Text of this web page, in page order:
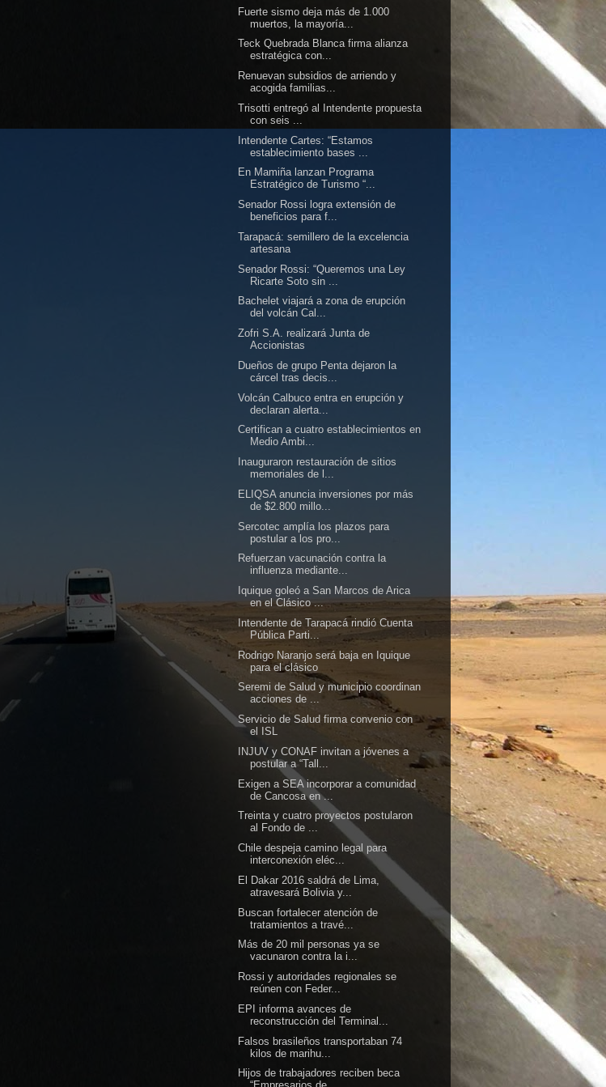
Fuerte sismo deja más de 1.000
muertos, la mayoría...
Teck Quebrada Blanca firma alianza
estratégica con...
Renuevan subsidios de arriendo y
acogida familias...
Trisotti entregó al Intendente propuesta
con seis ...
Intendente Cartes: “Estamos
establecimiento bases ...
En Mamiña lanzan Programa
Estratégico de Turismo “...
Senador Rossi logra extensión de
beneficios para f...
Tarapacá: semillero de la excelencia
artesana
Senador Rossi: “Queremos una Ley
Ricarte Soto sin ...
Bachelet viajará a zona de erupción
del volcán Cal...
Zofri S.A. realizará Junta de
Accionistas
Dueños de grupo Penta dejaron la
cárcel tras decis...
Volcán Calbuco entra en erupción y
declaran alerta...
Certifican a cuatro establecimientos en
Medio Ambi...
Inauguraron restauración de sitios
memoriales de l...
ELIQSA anuncia inversiones por más
de $2.800 millo...
Sercotec amplía los plazos para
postular a los pro...
Refuerzan vacunación contra la
influenza mediante...
Iquique goleó a San Marcos de Arica
en el Clásico ...
Intendente de Tarapacá rindió Cuenta
Pública Parti...
Rodrigo Naranjo será baja en Iquique
para el clásico
Seremi de Salud y municipio coordinan
acciones de ...
Servicio de Salud firma convenio con
el ISL
INJUV y CONAF invitan a jóvenes a
postular a “Tall...
Exigen a SEA incorporar a comunidad
de Cancosa en ...
Treinta y cuatro proyectos postularon
al Fondo de ...
Chile despeja camino legal para
interconexión eléc...
El Dakar 2016 saldrá de Lima,
atravesará Bolivia y...
Buscan fortalecer atención de
tratamientos a travé...
Más de 20 mil personas ya se
vacunaron contra la i...
Rossi y autoridades regionales se
reúnen con Feder...
EPI informa avances de
reconstrucción del Terminal...
Falsos brasileños transportaban 74
kilos de marihu...
Hijos de trabajadores reciben beca